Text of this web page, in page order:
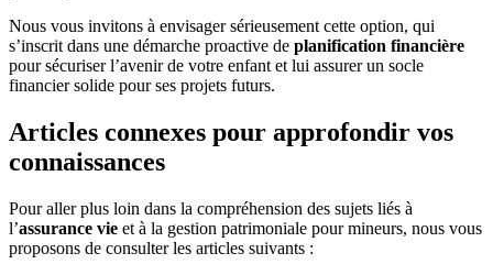
Nous vous invitons à envisager sérieusement cette option, qui
s’inscrit dans une démarche proactive de planification financière
pour sécuriser l’avenir de votre enfant et lui assurer un socle
financier solide pour ses projets futurs.
Articles connexes pour approfondir vos
connaissances
Pour aller plus loin dans la compréhension des sujets liés à
l’assurance vie et à la gestion patrimoniale pour mineurs, nous vous
proposons de consulter les articles suivants :